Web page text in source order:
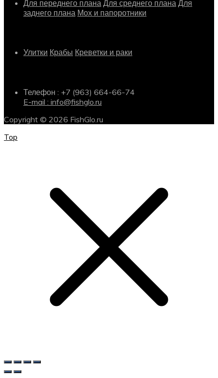
Для переднего плана Для среднего плана Для
заднего плана Мох и папоротники
Улитки Крабы Креветки и раки
Телефон : +7 (963) 664-66-74
E-mail : info@fishglo.ru
Copyright © 2026 FishGlo.ru
Top